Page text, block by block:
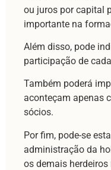
ou juros por capital
importante na
Além disso, pode
participação de
Também poderá
aconteçam apenas
sócios.
Por fim, pode-se
administração da
os demais